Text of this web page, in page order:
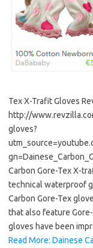
Tex X-Trafit Gloves
http://
gloves?
Carbon Gore-Tex X-
technical waterproof
Carbon Gore-Tex
that also feature
gloves have been
Read More: Dainese